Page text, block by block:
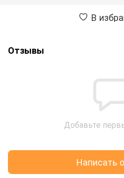
В
Отзывы
Добавьте
Написать